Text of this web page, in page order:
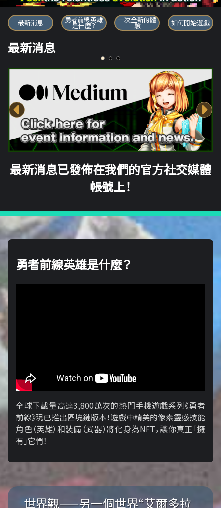
勇者前線英雄
最新消息 勇者前線英雄
是什麼？
一次全新的體
驗 如何開始遊戲
最新消息
最新消息已發佈在我們的官方社交媒體
帳號上！
勇者前線英雄是什麼？
全球下載量高達3,800萬次的熱門手機遊戲系列《勇者
前線》現已推出區塊鏈版本！遊戲中精美的像素靈感技能
角色（英雄）和裝備（武器）將化身為NFT，讓你真正「擁​​
有」它們！
世界觀——另一個世界“艾爾多拉